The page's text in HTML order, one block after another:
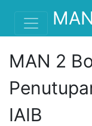
MAN 2
IAIB